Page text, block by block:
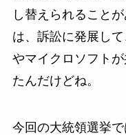
し替えられること
は、訴訟に発展し
やマイクロソフト
たんだけどね。
今回の大統領選挙